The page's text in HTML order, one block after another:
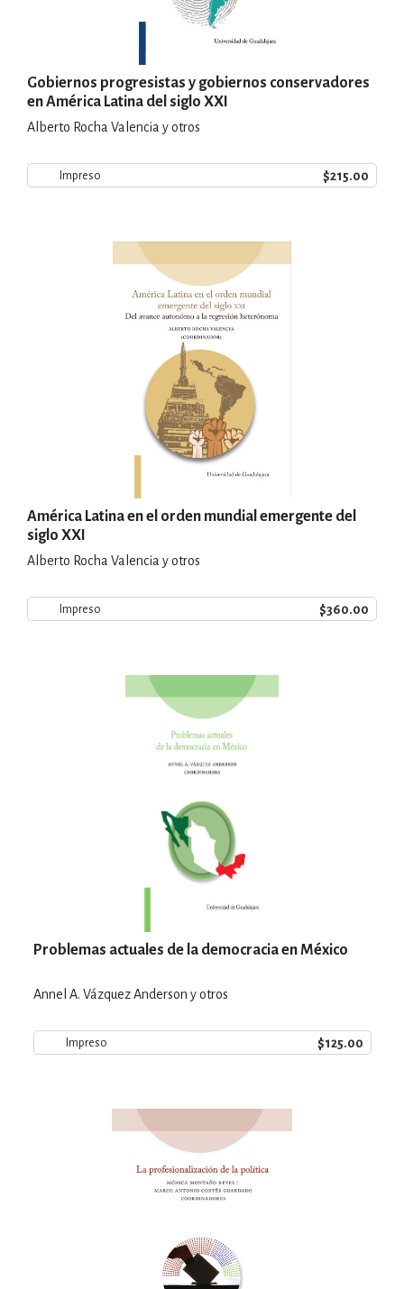
Gobiernos progresistas y gobiernos conservadores
en América Latina del siglo XXI
Alberto Rocha Valencia y otros
Impreso $215.00
América Latina en el orden mundial emergente del
siglo XXI
Alberto Rocha Valencia y otros
Impreso $360.00
Problemas actuales de la democracia en México
Annel A. Vázquez Anderson y otros
Impreso $125.00